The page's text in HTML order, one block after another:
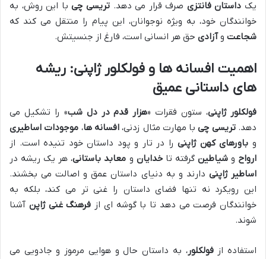
یک داستان فانتزی صرف قرار می دهد.تریسی چیبا این روش، به
خوانندگان خود، به ویژه نوجوانان، این پیام را منتقل می کند که
شجاعت وآزادی حق هر انسانی است، فارغ از جنسیتش.
اهمیت افسانه ها و فولکلور ژاپنی: ریشه
های داستانی عمیق
فولکلور ژاپنی، ستون فقرات «هزار قدم در دل شب» را تشکیل می
دهد.تریسی چیبا مهارت مثال زدنی،افسانه ها، موجودات اساطیری
و باورهای کهن ژاپنیرا در تار و پود داستان خود تنیده است. از
ارواح وشیاطین گرفته تاخدایان و معابد باستانی، هر یک ریشه در
اساطیر ژاپنی دارند و به دنیای داستان عمق و اصالت می بخشند.
این رویکرد نه تنها فضای داستان را غنی تر می کند، بلکه به
خوانندگان فرصت می دهد تا با گوشه ای از فرهنگ غنی ژاپن آشنا
شوند.
استفاده ازفولکلور، به داستان حال و هوایی مرموز و جادویی می